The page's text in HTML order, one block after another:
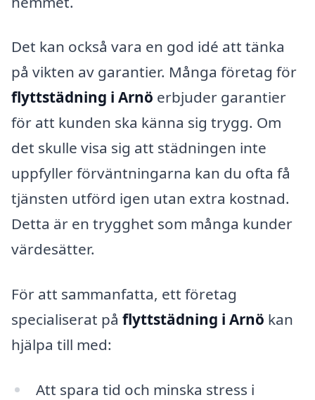
Det kan också vara en god idé att tänka
på vikten av garantier. Många företag för
flyttstädning i Arnö erbjuder garantier
för att kunden ska känna sig trygg. Om
det skulle visa sig att städningen inte
uppfyller förväntningarna kan du ofta få
tjänsten utförd igen utan extra kostnad.
Detta är en trygghet som många kunder
värdesätter.
För att sammanfatta, ett företag
specialiserat på flyttstädning i Arnö kan
hjälpa till med:
Att spara tid och minska stress i